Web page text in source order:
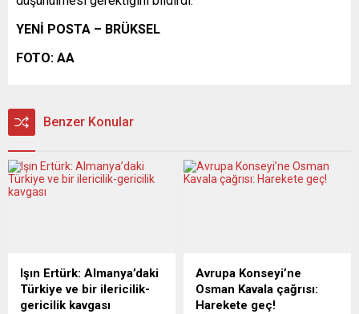
YENİ POSTA – BRÜKSEL
FOTO: AA
Benzer Konular
Işın Ertürk: Almanya’daki
Türkiye ve bir ilericilik-
gericilik kavgası
Avrupa Konseyi’ne
Osman Kavala çağrısı:
Harekete geç!